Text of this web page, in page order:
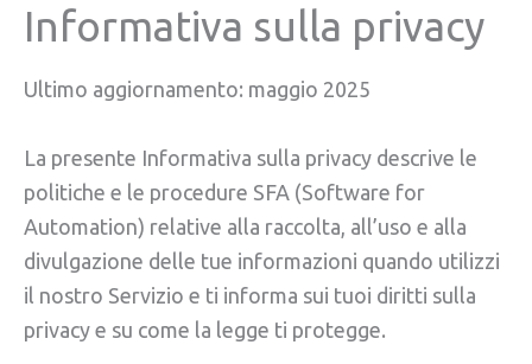
Informativa sulla privacy
Ultimo aggiornamento: maggio 2025
La presente Informativa sulla privacy descrive le
politiche e le procedure SFA (Software for
Automation) relative alla raccolta, all’uso e alla
divulgazione delle tue informazioni quando utilizzi
il nostro Servizio e ti informa sui tuoi diritti sulla
privacy e su come la legge ti protegge.